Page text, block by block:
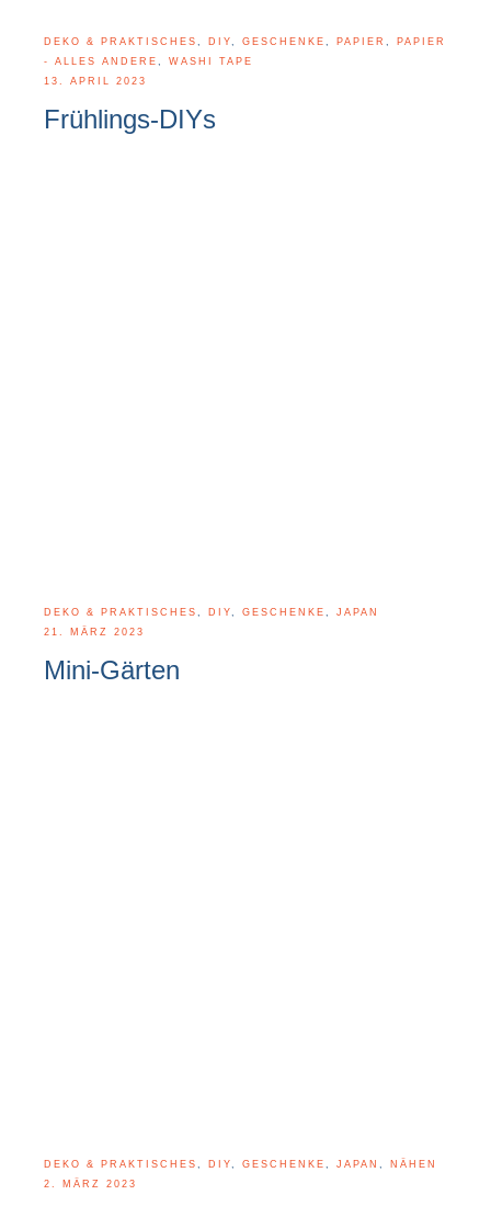
DEKO & PRAKTISCHES DIY GESCHENKE PAPIER
PAPIER
- ALLES ANDERE
WASHI TAPE
13. APRIL 2023
Frühlings-DIYs
DEKO & PRAKTISCHES , DIY, GESCHENKE , JAPAN
21. MÄRZ 2023
Mini-Gärten
DEKO & PRAKTISCHES , DIY, GESCHENKE , JAPAN , NÄHEN
2. MÄRZ 2023